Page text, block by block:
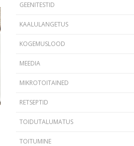
GEENITESTID
KAALULANGETUS
KOGEMUSLOOD
MEEDIA
MIKROTOITAINED
RETSEPTID
TOIDUTALUMATUS
TOITUMINE